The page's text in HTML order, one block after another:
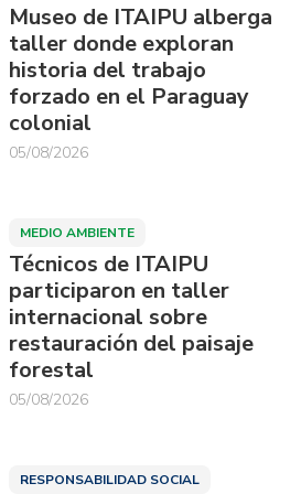
Museo de ITAIPU alberga
taller donde exploran
historia del trabajo
forzado en el Paraguay
colonial
05/08/2026
MEDIO AMBIENTE
Técnicos de ITAIPU
participaron en taller
internacional sobre
restauración del paisaje
forestal
05/08/2026
RESPONSABILIDAD SOCIAL